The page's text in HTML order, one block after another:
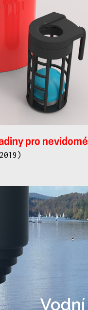
pro nevidomé